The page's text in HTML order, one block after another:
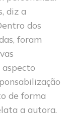
diz a
dos
foram
de forma
a autora.